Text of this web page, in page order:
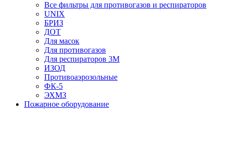
Все фильтры для противогазов и респираторов
UNIX
БРИЗ
ДОТ
Для масок
Для противогазов
Для респираторов 3М
ИЗОД
Противоаэрозольные
ФК-5
ЭХМЗ
Пожарное оборудование